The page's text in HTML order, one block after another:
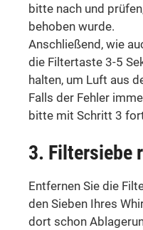
bitte nach und
behoben wurde.
Anschließend, wie
die Filtertaste 3-5
halten, um Luft aus
Falls der Fehler
bitte mit Schritt 3
3. Filtersiebe
Entfernen Sie die
den Sieben Ihres
dort schon